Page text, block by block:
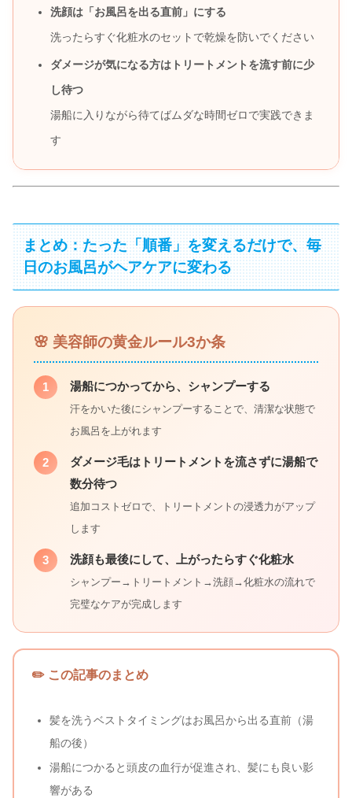
洗顔は「お風呂を出る直前」にする
洗ったらすぐ化粧水のセットで乾燥を防いでください
ダメージが気になる方はトリートメントを流す前に少
し待つ
湯船に入りながら待てばムダな時間ゼロで実践できま
す
まとめ：たった「順番」を変えるだけで、毎
日のお風呂がヘアケアに変わる
🌸 美容師の黄金ルール3か条
1 湯船につかってから、シャンプーする
汗をかいた後にシャンプーすることで、清潔な状態で
お風呂を上がれます
2
ダメージ毛はトリートメントを流さずに湯船で
数分待つ
追加コストゼロで、トリートメントの浸透力がアップ
します
3 洗顔も最後にして、上がったらすぐ化粧水
シャンプー→トリートメント→洗顔→化粧水の流れで
完璧なケアが完成します
✏️ この記事のまとめ
髪を洗うベストタイミングはお風呂から出る直前（湯
船の後）
湯船につかると頭皮の血行が促進され、髪にも良い影
響がある